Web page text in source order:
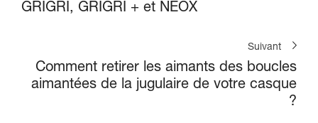
GRIGRI, GRIGRI + et NEOX
Suivant
Comment retirer les aimants des boucles
aimantées de la jugulaire de votre casque
?